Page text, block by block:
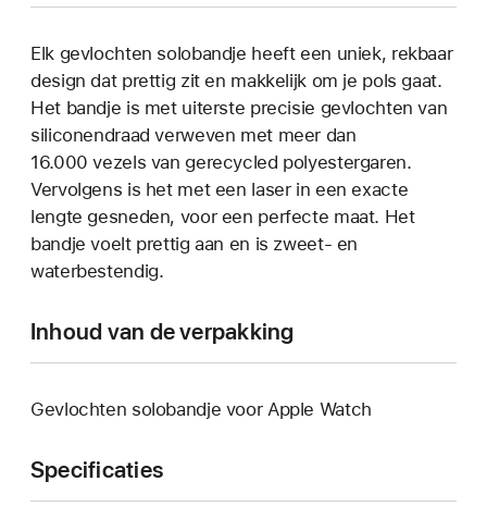
Elk gevlochten solobandje heeft een uniek, rekbaar
design dat prettig zit en makkelijk om je pols gaat.
Het bandje is met uiterste precisie gevlochten van
siliconendraad verweven met meer dan
16.000 vezels van gerecycled polyestergaren.
Vervolgens is het met een laser in een exacte
lengte gesneden, voor een perfecte maat. Het
bandje voelt prettig aan en is zweet- en
waterbestendig.
Inhoud van de verpakking
Gevlochten solobandje voor Apple Watch
Specificaties